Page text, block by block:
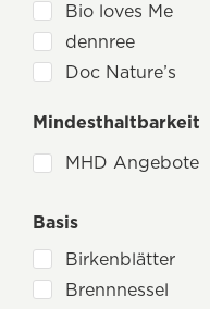
Bio loves Me
dennree
Doc Nature’s
Schoenenberger
SonnenMoor
Yogi Tea
Mindesthaltbarkeit
MHD Angebote
Basis
Birkenblätter
Brennnessel